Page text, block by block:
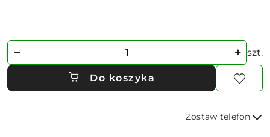
Ilość szt.
Do koszyka
Zostaw telefon